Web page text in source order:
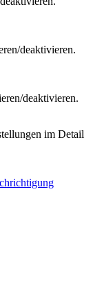
deaktivieren.
deaktivieren.
im Detail